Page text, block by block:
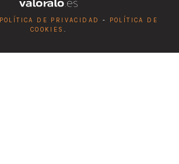
POLÍTICA DE PRIVACIDAD -
POLÍTICA DE
COOKIES .